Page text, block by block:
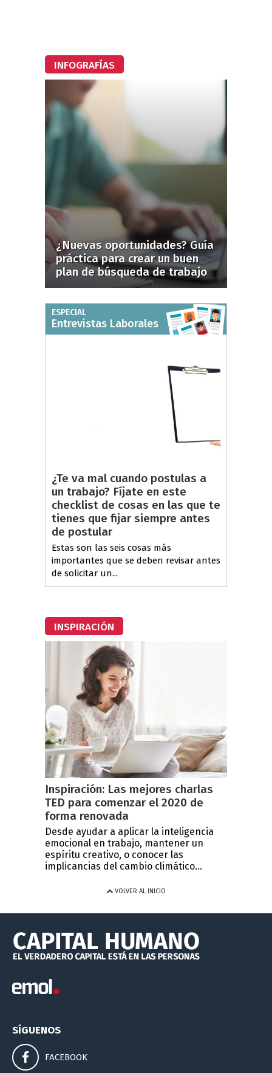
INFOGRAFÍAS
¿Nuevas oportunidades? Guía
práctica para crear un buen
plan de búsqueda de trabajo
ESPECIAL
Entrevistas Laborales
¿Te va mal cuando postulas a
un trabajo? Fíjate en este
checklist de cosas en las que te
tienes que fijar siempre antes
de postular
Estas son las seis cosas más
importantes que se deben revisar antes
de solicitar un...
INSPIRACIÓN
Inspiración: Las mejores charlas
TED para comenzar el 2020 de
forma renovada
Desde ayudar a aplicar la inteligencia
emocional en trabajo, mantener un
espíritu creativo, o conocer las
implicancias del cambio climático...
VOLVER AL INICIO
SÍGUENOS
FACEBOOK